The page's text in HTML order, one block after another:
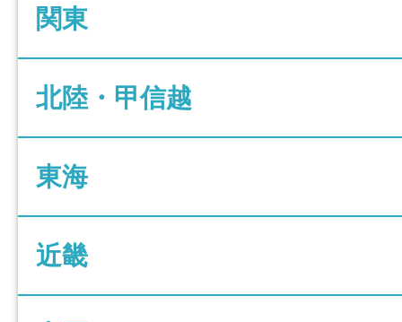
関東
北陸・甲信越
東海
近畿